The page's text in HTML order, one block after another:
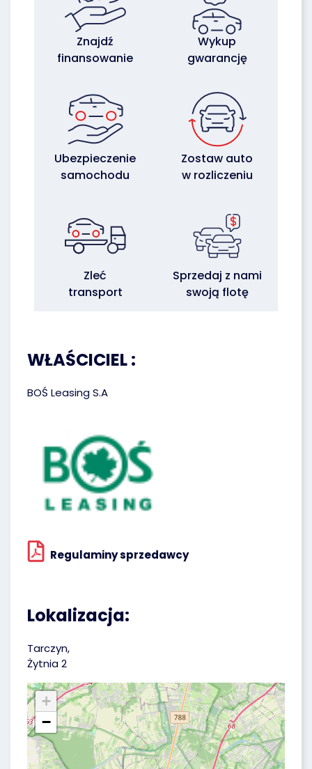
Znajdź
finansowanie
Wykup
gwarancję
Ubezpieczenie
samochodu
Zostaw auto
w rozliczeniu
Zleć
transport
Sprzedaj z nami
swoją flotę
WŁAŚCICIEL :
BOŚ Leasing S.A
Regulaminy sprzedawcy
Lokalizacja:
Tarczyn,
Żytnia 2
+
−